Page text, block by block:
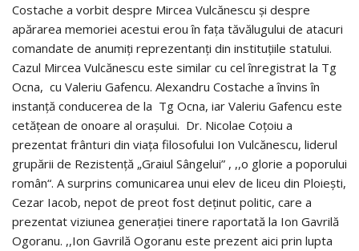
Costache a vorbit despre Mircea Vulcănescu și despre
apărarea memoriei acestui erou în fața tăvălugului de atacuri
comandate de anumiți reprezentanți din instituțiile statului.
Cazul Mircea Vulcănescu este similar cu cel înregistrat la Tg
Ocna, cu Valeriu Gafencu. Alexandru Costache a învins în
instanță conducerea de la Tg Ocna, iar Valeriu Gafencu este
cetățean de onoare al orașului. Dr. Nicolae Coțoiu a
prezentat frânturi din viața filosofului Ion Vulcănescu, liderul
grupării de Rezistență „Graiul Sângelui” , ,,o glorie a poporului
român“. A surprins comunicarea unui elev de liceu din Ploiești,
Cezar Iacob, nepot de preot fost deținut politic, care a
prezentat viziunea generației tinere raportată la Ion Gavrilă
Ogoranu. ,,Ion Gavrilă Ogoranu este prezent aici prin lupta